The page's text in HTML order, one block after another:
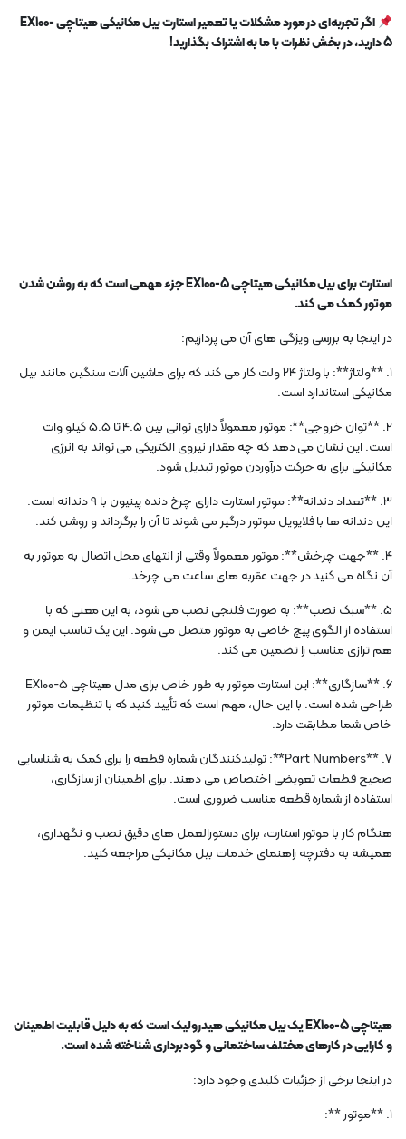
اگر تجربه‌ای در مورد مشکلات یا تعمیر استارت بیل مکانیکی هیتاچی EX100-
5 دارید، در بخش نظرات با ما به اشتراک بگذارید!
استارت برای بیل مکانیکی هیتاچی EX100-5 جزء مهمی است که به روشن شدن
موتور کمک می کند.
در اینجا به بررسی ویژگی های آن می پردازیم:
1. **ولتاژ**: با ولتاژ 24 ولت کار می کند که برای ماشین آلات سنگین مانند بیل
مکانیکی استاندارد است.
2. **توان خروجی**: موتور معمولاً دارای توانی بین 4.5 تا 5.5 کیلو وات
است. این نشان می دهد که چه مقدار نیروی الکتریکی می تواند به انرژی
مکانیکی برای به حرکت درآوردن موتور تبدیل شود.
3. **تعداد دندانه**: موتور استارت دارای چرخ دنده پینیون با 9 دندانه است.
این دندانه ها با فلایویل موتور درگیر می شوند تا آن را برگرداند و روشن کند.
4. **جهت چرخش**: موتور معمولاً وقتی از انتهای محل اتصال به موتور به
آن نگاه می کنید در جهت عقربه های ساعت می چرخد.
5. **سبک نصب**: به صورت فلنجی نصب می شود، به این معنی که با
استفاده از الگوی پیچ خاصی به موتور متصل می شود. این یک تناسب ایمن و
هم ترازی مناسب را تضمین می کند.
6. **سازگاری**: این استارت موتور به طور خاص برای مدل هیتاچی EX100-5
طراحی شده است. با این حال، مهم است که تأیید کنید که با تنظیمات موتور
خاص شما مطابقت دارد.
7. **Part Numbers**: تولیدکنندگان شماره قطعه را برای کمک به شناسایی
صحیح قطعات تعویضی اختصاص می دهند. برای اطمینان از سازگاری،
استفاده از شماره قطعه مناسب ضروری است.
هنگام کار با موتور استارت، برای دستورالعمل های دقیق نصب و نگهداری،
همیشه به دفترچه راهنمای خدمات بیل مکانیکی مراجعه کنید.
هیتاچی EX100-5 یک بیل مکانیکی هیدرولیک است که به دلیل قابلیت اطمینان
و کارایی در کارهای مختلف ساختمانی و گودبرداری شناخته شده است.
در اینجا برخی از جزئیات کلیدی وجود دارد:
1. **موتور **: